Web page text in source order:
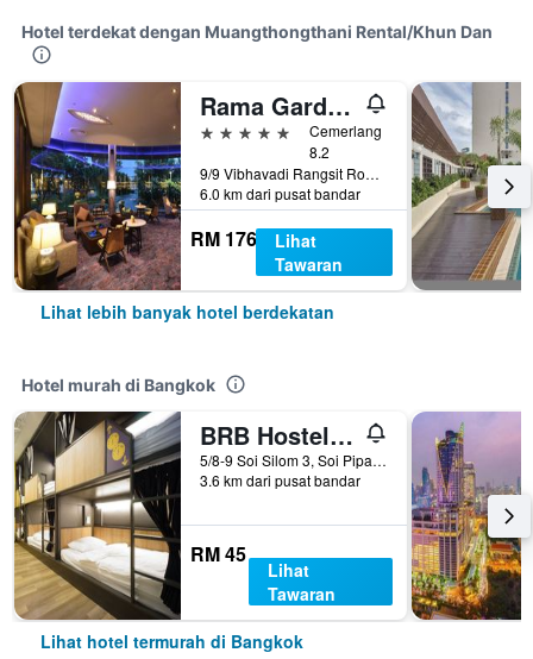
Hotel terdekat dengan Muangthongthani Rental/Khun Dan
Rama Gardens Hotel Bangkok
5 bintang
Cemerlang
8.2
9/9 Vibhavadi Rangsit Road, Bangkok, Thailand
6.0 km dari pusat bandar
RM 176
Lihat
Tawaran
Lihat lebih banyak hotel berdekatan
Hotel murah di Bangkok
BRB Hostel Bangkok Silom
5/8-9 Soi Silom 3, Soi Pipat, Silom, Bangkok, Thailand
3.6 km dari pusat bandar
RM 45
Lihat
Tawaran
Lihat hotel termurah di Bangkok